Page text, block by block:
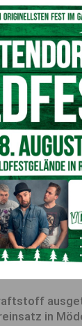
Bad Bleiberg
St. Lorenzen
2026
in